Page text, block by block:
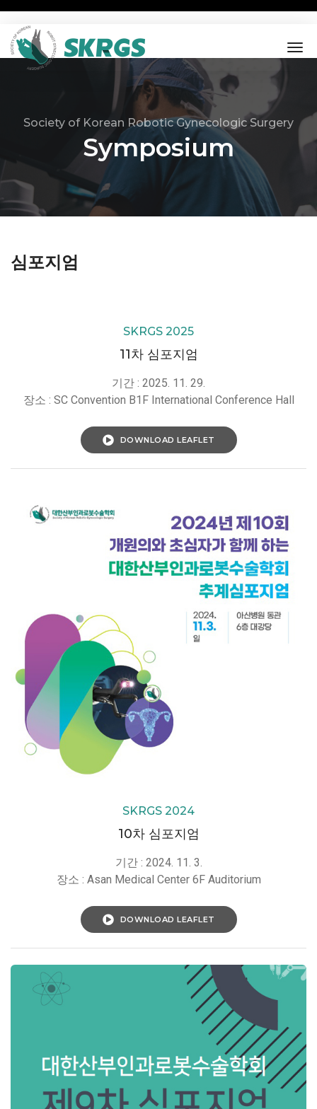
Society of Korean Robotic Gynecologic Surgery
Symposium
심포지엄
SKRGS 2025
11차 심포지엄
기간 : 2025. 11. 29.
장소 : SC Convention B1F International Conference Hall
DOWNLOAD LEAFLET
SKRGS 2024
10차 심포지엄
기간 : 2024. 11. 3.
장소 : Asan Medical Center 6F Auditorium
DOWNLOAD LEAFLET